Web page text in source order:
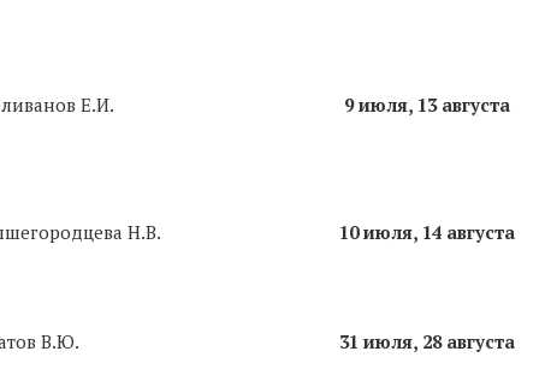
Е.И. 9 июля, 13 августа
Н.В. 10 июля, 14 августа
В.Ю. 31 июля, 28 августа